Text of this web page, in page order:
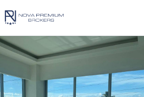
menu